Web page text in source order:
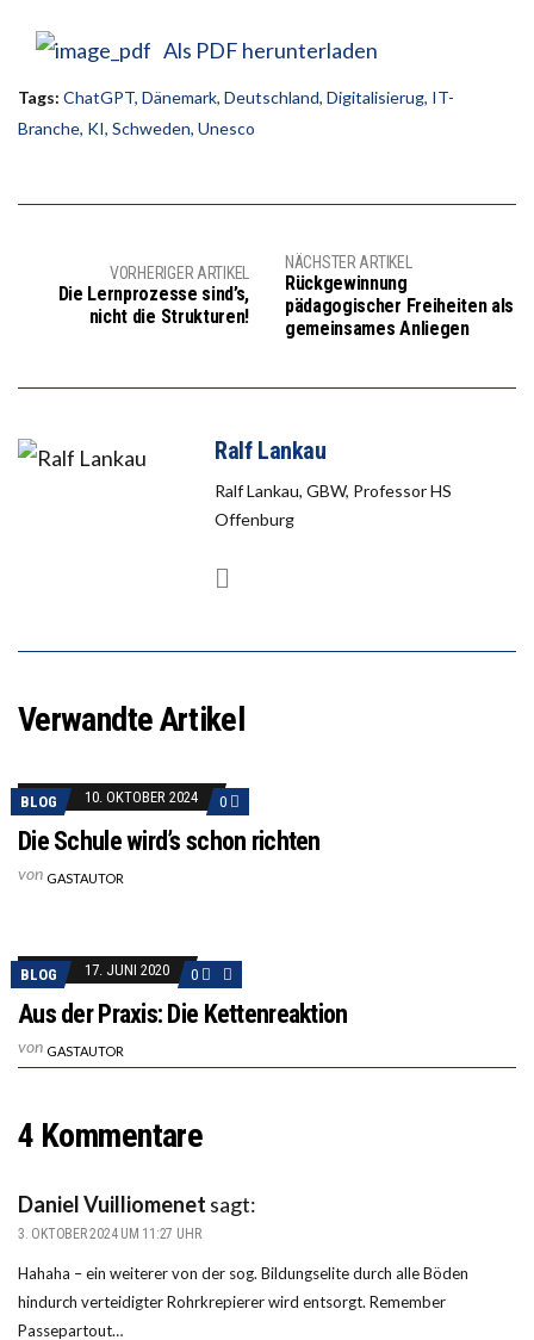
Als PDF herunterladen
Tags: ChatGPT, Dänemark, Deutschland, Digitalisierug, IT-
Branche, KI, Schweden, Unesco
VORHERIGER ARTIKEL
Die Lernprozesse sind’s,
nicht die Strukturen!
NÄCHSTER ARTIKEL
Rückgewinnung
pädagogischer Freiheiten als
gemeinsames Anliegen
Ralf Lankau
Ralf Lankau, GBW, Professor HS
Offenburg
Verwandte Artikel
BLOG 10. OKTOBER 2024 0
Die Schule wird’s schon richten
von GASTAUTOR
BLOG 17. JUNI 2020 0
Aus der Praxis: Die Kettenreaktion
von GASTAUTOR
4 Kommentare
Daniel Vuilliomenet sagt:
3. OKTOBER 2024 UM 11:27 UHR
Hahaha – ein weiterer von der sog. Bildungselite durch alle Böden
hindurch verteidigter Rohrkrepierer wird entsorgt. Remember
Passepartout…